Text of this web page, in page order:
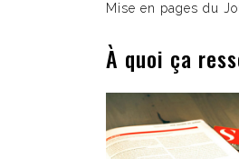
Mise en pages du
À quoi ça